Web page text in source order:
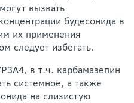
вызвать
будесонида в
их применения
следует избегать.
в т.ч. карбамазепин
системное, а также
на слизистую